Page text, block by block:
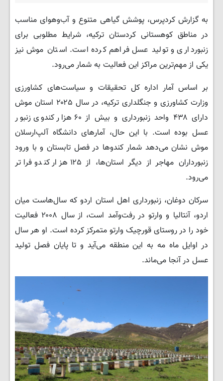
به گزارش کردپرس، پوشش گیاهی متنوع و آب‌وهوای مناسب
در مناطق کوهستانی کردستان ترکیه، شرایط مطلوبی برای
زنبورداری و تولید عسل فراهم کرده است. استان موش نیز
یکی از مهم‌ترین مراکز این فعالیت به شمار می‌رود.
بر اساس آمار اداره کل تحقیقات و سیاست‌های کشاورزی
وزارت کشاورزی و جنگلداری ترکیه، در سال ۲۰۲۵ استان موش
دارای ۴۳۸ واحد زنبورداری و بیش از ۶۰ هزار کندوی زنبور
عسل بوده است. با این حال، آمارهای دانشگاه آلپ‌ارسلان
موش نشان می‌دهد شمار کندوها در فصل تابستان و با ورود
زنبورداران مهاجر از دیگر استان‌ها، از ۱۲۵ هزار کندو فراتر
می‌رود.
سرکان دوغان، زنبورداری اهل استان اردو که سال‌هاست میان
اردو، آنتالیا و وارتو در رفت‌وآمد است، از سال ۲۰۰۸ فعالیت
خود را در روستای قورچیک وارتو متمرکز کرده است. او هر سال
در اوایل ماه مه به این منطقه می‌آید و تا پایان فصل تولید
عسل در آنجا می‌ماند.